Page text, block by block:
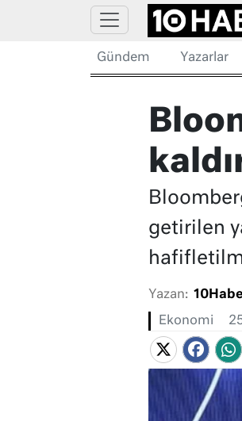
Gündem Yazarlar
getirilen
Yazan:
Ekonomi